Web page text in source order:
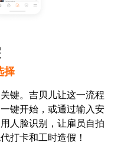
择
键。吉贝儿让这一流程
键开始，或通过输入安
人脸识别，让雇员自拍
打卡和工时造假！